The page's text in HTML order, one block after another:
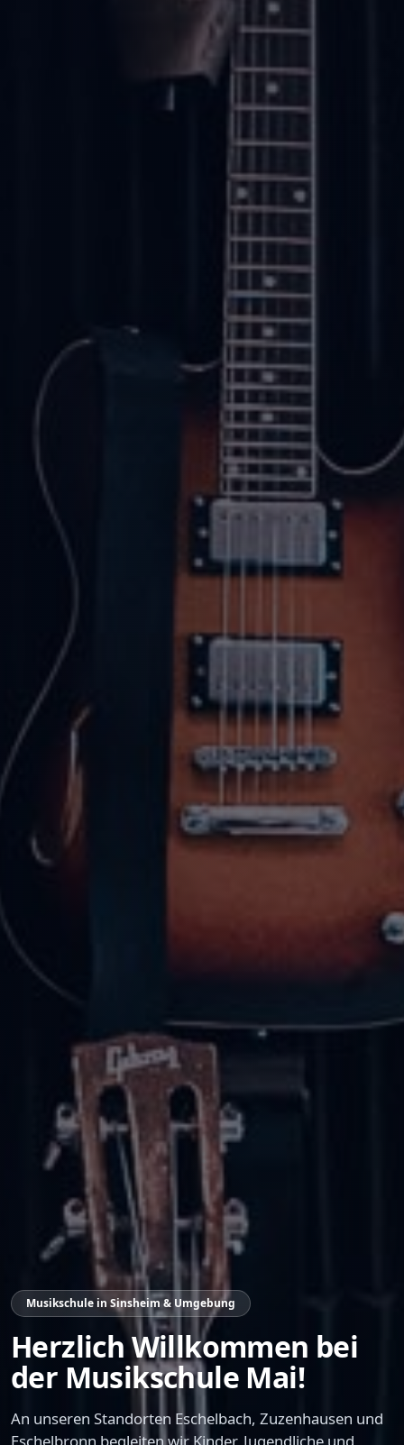
Musikschule in Sinsheim & Umgebung
Herzlich Willkommen bei
der Musikschule Mai!
An unseren Standorten Eschelbach, Zuzenhausen und